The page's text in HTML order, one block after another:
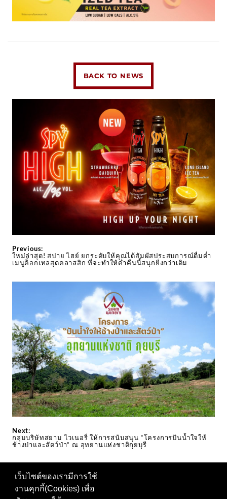
BACK TO NEWS
Previous:
ใหม่ล่าสุด! สปาย ไฮย์ ยกระดับให้คุณได้สัมผัสประสบการณ์ดื่มด่ำ
เมนูค็อกเทลสุดคลาสสิก ที่จะทำให้ค่ำคืนนี้สนุกยิ่งกว่าเดิม
Next:
กลุ่มบริษัทสยาม ไวเนอรี่ ให้การสนับสนุน “โครงการปันน้ำใจให้
ช้างป่าและสัตว์ป่า” ณ อุทยานแห่งชาติกุยบุรี
เว็บไซต์ของเรามีการใช้
งานคุกกี้(Cookies) เพื่อ